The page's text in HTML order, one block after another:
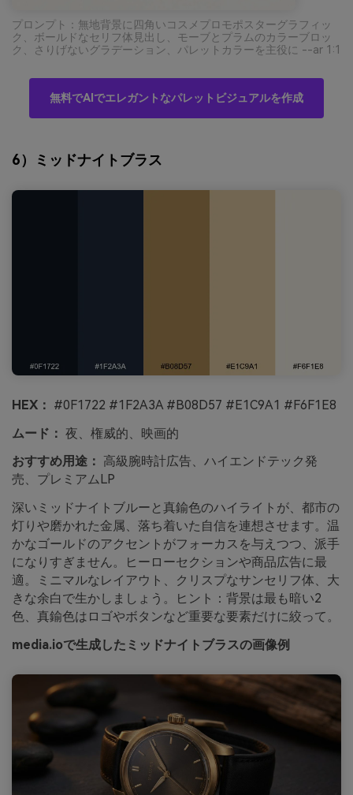
プロンプト：無地背景に四角いコスメプロモポスターグラフィッ
ク、ボールドなセリフ体見出し、モーブとプラムのカラーブロッ
ク、さりげないグラデーション、パレットカラーを主役に --ar 1:1
無料でAIでエレガントなパレットビジュアルを作成
6）ミッドナイトブラス
HEX： #0F1722 #1F2A3A #B08D57 #E1C9A1 #F6F1E8
ムード： 夜、権威的、映画的
おすすめ用途： 高級腕時計広告、ハイエンドテック発
売、プレミアムLP
深いミッドナイトブルーと真鍮色のハイライトが、都市の
灯りや磨かれた金属、落ち着いた自信を連想させます。温
かなゴールドのアクセントがフォーカスを与えつつ、派手
になりすぎません。ヒーローセクションや商品広告に最
適。ミニマルなレイアウト、クリスプなサンセリフ体、大
きな余白で生かしましょう。ヒント：背景は最も暗い2
色、真鍮色はロゴやボタンなど重要な要素だけに絞って。
media.ioで生成したミッドナイトブラスの画像例